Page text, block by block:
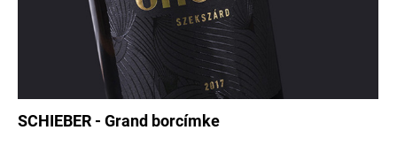
SCHIEBER - Grand borcímke